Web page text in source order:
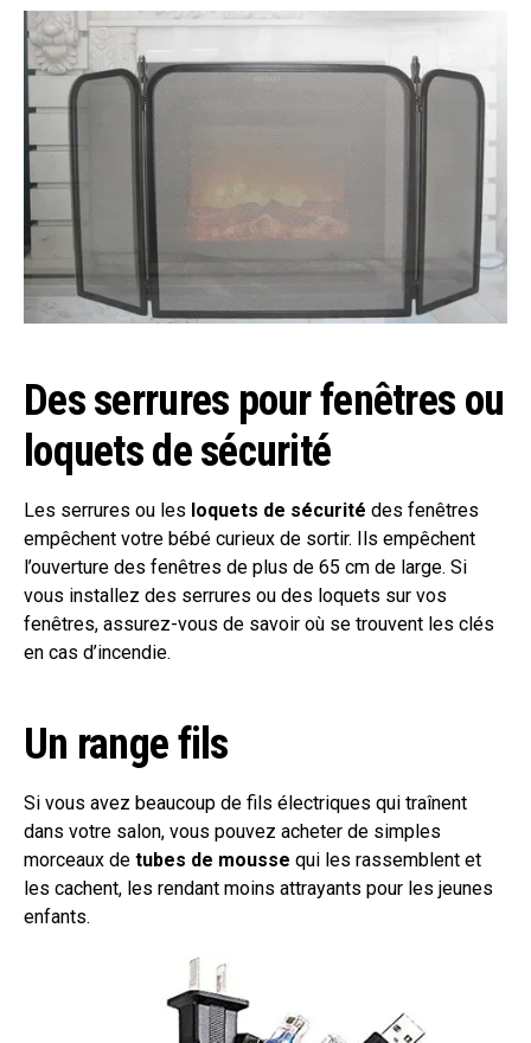
Des serrures pour fenêtres ou
loquets de sécurité
Les serrures ou les loquets de sécurité des fenêtres
empêchent votre bébé curieux de sortir. Ils empêchent
l’ouverture des fenêtres de plus de 65 cm de large. Si
vous installez des serrures ou des loquets sur vos
fenêtres, assurez-vous de savoir où se trouvent les clés
en cas d’incendie.
Un range fils
Si vous avez beaucoup de fils électriques qui traînent
dans votre salon, vous pouvez acheter de simples
morceaux de tubes de mousse qui les rassemblent et
les cachent, les rendant moins attrayants pour les jeunes
enfants.